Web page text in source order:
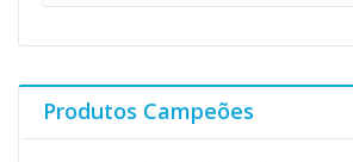
Produtos Campeões